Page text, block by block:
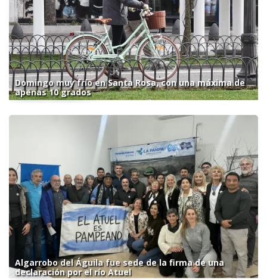
Domingo muy frío en Santa Rosa, con una máxima de
apenas 10 grados
Algarrobo del Águila fue sede de la firma de una
declaración por el río Atuel